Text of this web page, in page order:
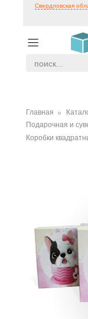
Свердловская
Главная
Подарочная и
Коробки